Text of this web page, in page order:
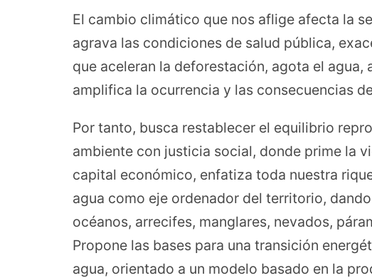
El cambio climático que nos aflige afecta la
agrava las condiciones de salud pública,
que aceleran la deforestación, agota el agua,
amplifica la ocurrencia y las consecuencias
Por tanto, busca restablecer el equilibrio
ambiente con justicia social, donde prime la
capital económico, enfatiza toda nuestra
agua como eje ordenador del territorio,
océanos, arrecifes, manglares, nevados,
Propone las bases para una transición
agua, orientado a un modelo basado en la